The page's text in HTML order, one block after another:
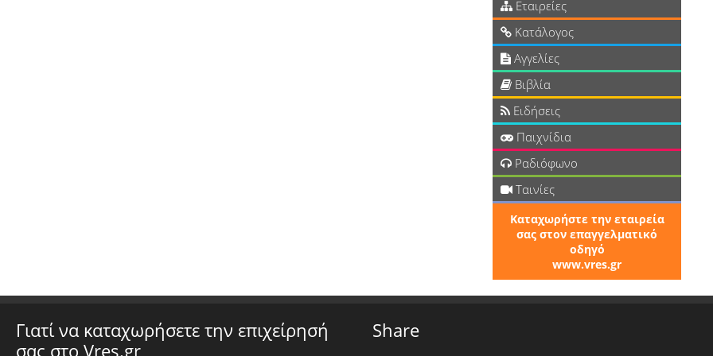
Εταιρείες
Κατάλογος
Αγγελίες
Βιβλία
Ειδήσεις
Παιχνίδια
Ραδιόφωνο
Ταινίες
Καταχωρήστε την εταιρεία
σας στον επαγγελματικό
οδηγό
www.vres.gr
Γιατί να καταχωρήσετε την επιχείρησή
σας στο Vres.gr
Share